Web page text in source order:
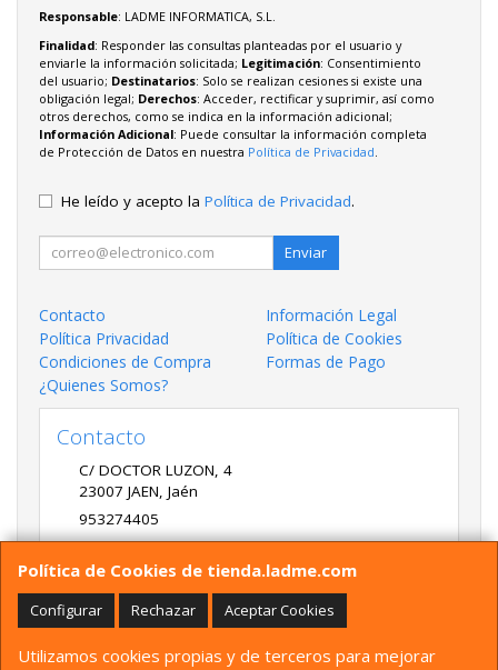
Política de Cookies de tienda.ladme.com
Configurar Rechazar Aceptar Cookies
Utilizamos cookies propias y de terceros para mejorar
Responsable: LADME INFORMATICA, S.L.
Finalidad: Responder las consultas planteadas por el usuario y
enviarle la información solicitada; Legitimación: Consentimiento
del usuario; Destinatarios: Solo se realizan cesiones si existe una
obligación legal; Derechos: Acceder, rectificar y suprimir, así como
otros derechos, como se indica en la información adicional;
Información Adicional: Puede consultar la información completa
de Protección de Datos en nuestra Política de Privacidad.
He leído y acepto la Política de Privacidad.
Enviar
Contacto
Información Legal
Política Privacidad
Política de Cookies
Condiciones de Compra
Formas de Pago
¿Quienes Somos?
Contacto
C/ DOCTOR LUZON, 4
23007 JAEN, Jaén
953274405
LADME@LADME.COM
Horario
9:30 A 14:00 Y 17:00 A 20:00 DE LUNES A VIERNES